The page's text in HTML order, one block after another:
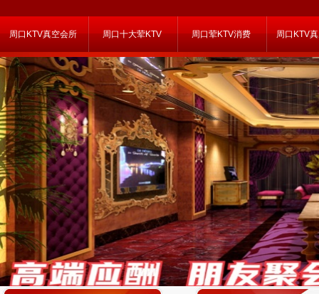
周口KTV真空会所 周口十大荤KTV 周口荤KTV消费 周口KTV